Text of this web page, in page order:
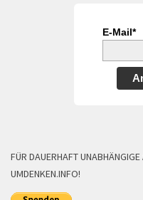
E-Mail*
FÜR DAUERHAFT
UMDENKEN.INFO!